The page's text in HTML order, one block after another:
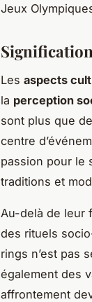
Jeux
Les aspects
la perception
sont plus que
centre
passion pour le
traditions et
Au-delà de leur
des rituels
rings n’est pas
également des
affrontement